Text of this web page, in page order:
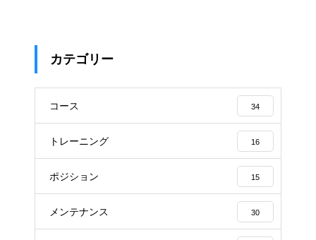
カテゴリー
コース 34
トレーニング 16
ポジション 15
メンテナンス 30